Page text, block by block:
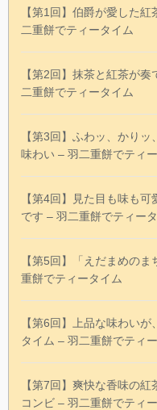
【第1回】伯爵が愛した
二重餅でティータイム
【第2回】抹茶と紅茶が
二重餅でティータイム
【第3回】ふわッ、かり
味わい – 羽二重餅でティ
【第4回】見た目も味も
です – 羽二重餅でティー
【第5回】「えだまめの
重餅でティータイム
【第6回】上品な味わい
タイム – 羽二重餅でティ
【第7回】爽快な香味の
コンビ – 羽二重餅でティ